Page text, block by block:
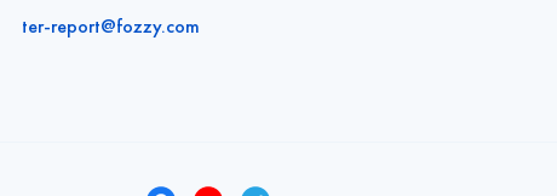
ter-report@fozzy.com